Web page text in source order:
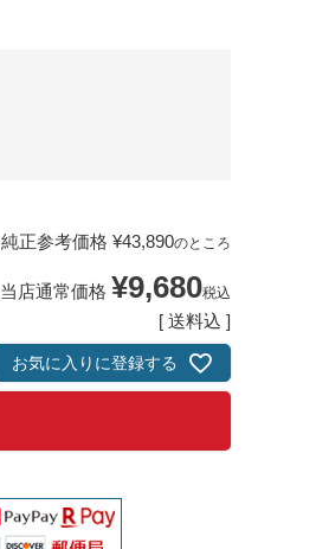
純正参考価格 ¥43,890のところ
当店通常価格 ¥9,680税込
送料込
お気に入りに登録する